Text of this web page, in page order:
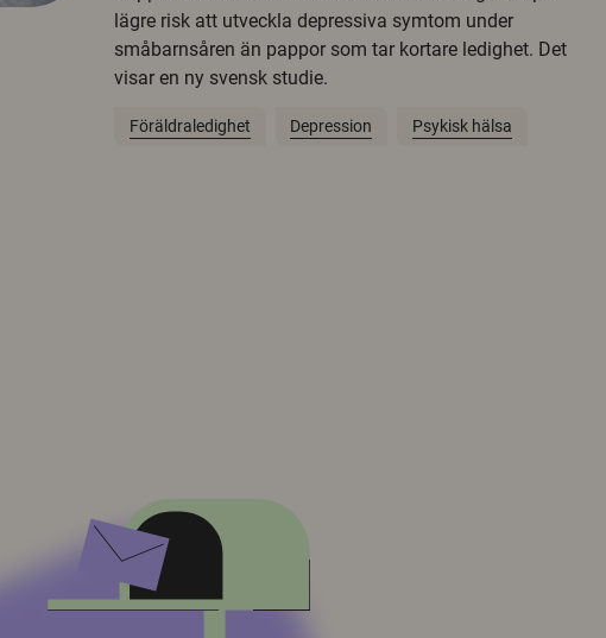
lägre risk att utveckla depressiva symtom under
småbarnsåren än pappor som tar kortare ledighet. Det
visar en ny svensk studie.
Föräldraledighet Depression Psykisk hälsa